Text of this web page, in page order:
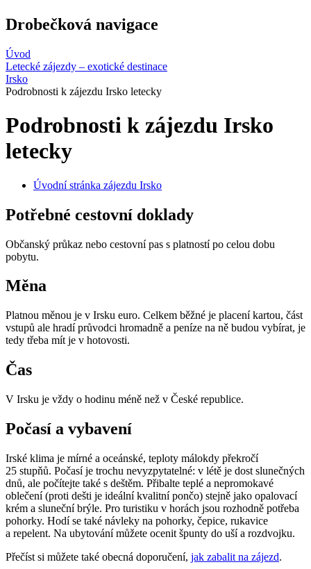
Drobečková navigace
Úvod
Letecké zájezdy – exotické destinace
Irsko
Podrobnosti k zájezdu Irsko letecky
Podrobnosti k zájezdu Irsko
letecky
Úvodní stránka zájezdu Irsko
Potřebné cestovní doklady
Občanský průkaz nebo cestovní pas s platností po celou dobu
pobytu.
Měna
Platnou měnou je v Irsku euro. Celkem běžné je placení kartou, část
vstupů ale hradí průvodci hromadně a peníze na ně budou vybírat, je
tedy třeba mít je v hotovosti.
Čas
V Irsku je vždy o hodinu méně než v České republice.
Počasí a vybavení
Irské klima je mírné a oceánské, teploty málokdy překročí
25 stupňů. Počasí je trochu nevyzpytatelné: v létě je dost slunečných
dnů, ale počítejte také s deštěm. Přibalte teplé a nepromokavé
oblečení (proti dešti je ideální kvalitní pončo) stejně jako opalovací
krém a sluneční brýle. Pro turistiku v horách jsou rozhodně potřeba
pohorky. Hodí se také návleky na pohorky, čepice, rukavice
a repelent. Na ubytování můžete ocenit špunty do uší a rozdvojku.
Přečíst si můžete také obecná doporučení, jak zabalit na zájezd.